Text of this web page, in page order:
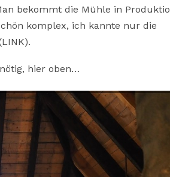
bekommt die Mühle in
komplex, ich kannte nur die
hier oben…